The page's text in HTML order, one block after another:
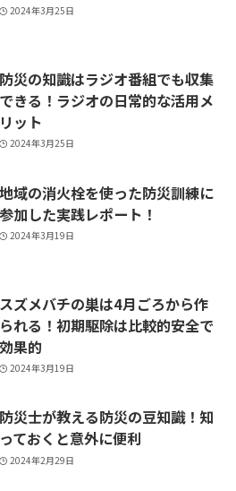
2024年3月25日
防災の知識はラジオ番組でも収集
できる！ラジオの日常的な活用メ
リット
2024年3月25日
地域の消火栓を使った防災訓練に
参加した実践レポート！
2024年3月19日
スズメバチの巣は4月ごろから作
られる！初期駆除は比較的安全で
効果的
2024年3月19日
防災士が教える防災の豆知識！知
っておくと意外に便利
2024年2月29日